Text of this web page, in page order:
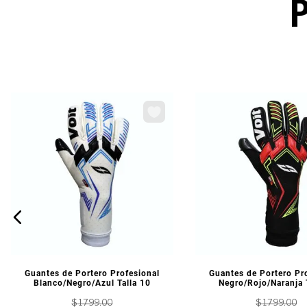
VISTA PREVIA
Guantes de Portero Profesional
Blanco/Negro/Azul Talla 10
$1799.00
VISTA
Guantes de Portero
Negro/Rojo/Naranja
$1799.00